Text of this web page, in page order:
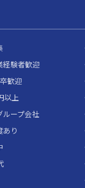
経験者歓迎
歓迎
以上
ループ会社
あり